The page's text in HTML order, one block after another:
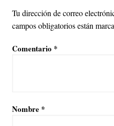
Tu dirección de correo
campos obligatorios están
Comentario *
Nombre *